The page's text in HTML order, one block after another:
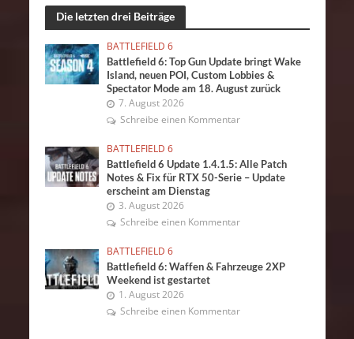
Die letzten drei Beiträge
BATTLEFIELD 6
Battlefield 6: Top Gun Update bringt Wake
Island, neuen POI, Custom Lobbies &
Spectator Mode am 18. August zurück
7. August 2026
Schreibe einen Kommentar
BATTLEFIELD 6
Battlefield 6 Update 1.4.1.5: Alle Patch
Notes & Fix für RTX 50-Serie – Update
erscheint am Dienstag
3. August 2026
Schreibe einen Kommentar
BATTLEFIELD 6
Battlefield 6: Waffen & Fahrzeuge 2XP
Weekend ist gestartet
1. August 2026
Schreibe einen Kommentar